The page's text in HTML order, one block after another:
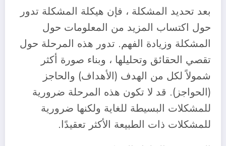
‎بعد تحديد المشكلة ، فإن هيكلة المشكلة تدور
حول اكتساب المزيد من المعلومات حول
المشكلة وزيادة الفهم. تدور هذه المرحلة حول
تقصي الحقائق وتحليلها ، وبناء صورة أكثر
شمولاً لكل من الهدف (الأهداف) والحاجز
(الحواجز). قد لا تكون هذه المرحلة ضرورية
للمشكلات البسيطة للغاية ولكنها ضرورية
للمشكلات ذات الطبيعة الأكثر تعقيدًا.